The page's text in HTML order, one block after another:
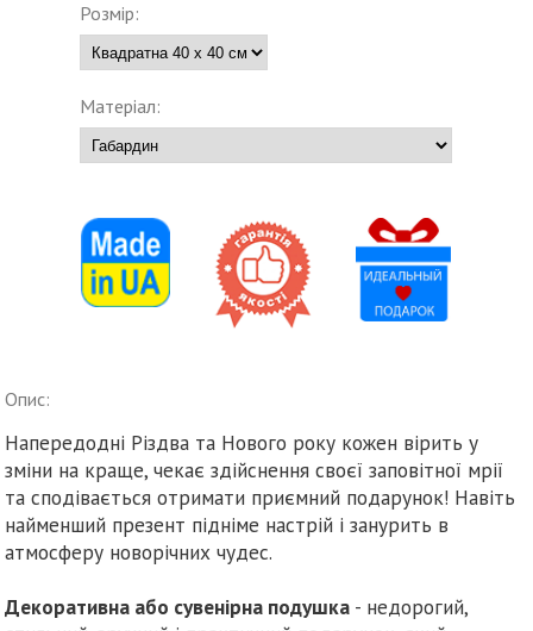
Розмір:
Матеріал:
Опис:
Напередодні Різдва та Нового року кожен вірить у
зміни на краще, чекає здійснення своєї заповітної мрії
та сподівається отримати приємний подарунок! Навіть
найменший презент підніме настрій і занурить в
атмосферу новорічних чудес.
Декоративна або сувенірна подушка - недорогий,